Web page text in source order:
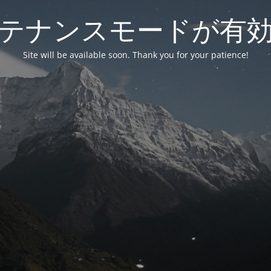
ナンスモードが有
Site will be available soon. Thank you for your patience!